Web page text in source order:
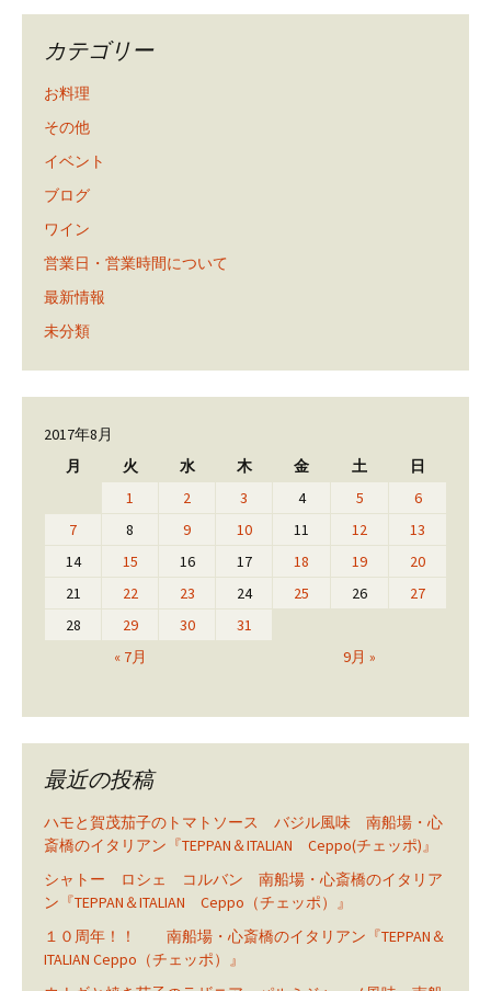
カテゴリー
お料理
その他
イベント
ブログ
ワイン
営業日・営業時間について
最新情報
未分類
2017年8月
月
火 水 木 金 土 日
« 7月 9月 »
1 2 3 4 5
6
7
8 9 10 11 12
13
14
15 16 17 18 19
20
21
22 23 24 25 26
27
28
29 30 31
最近の投稿
ハモと賀茂茄子のトマトソース バジル風味 南船場・心
斎橋のイタリアン『TEPPAN＆ITALIAN Ceppo(チェッポ)』
シャトー ロシェ コルバン 南船場・心斎橋のイタリア
ン『TEPPAN＆ITALIAN Ceppo（チェッポ）』
１０周年！！ 南船場・心斎橋のイタリアン『TEPPAN＆
ITALIAN Ceppo（チェッポ）』